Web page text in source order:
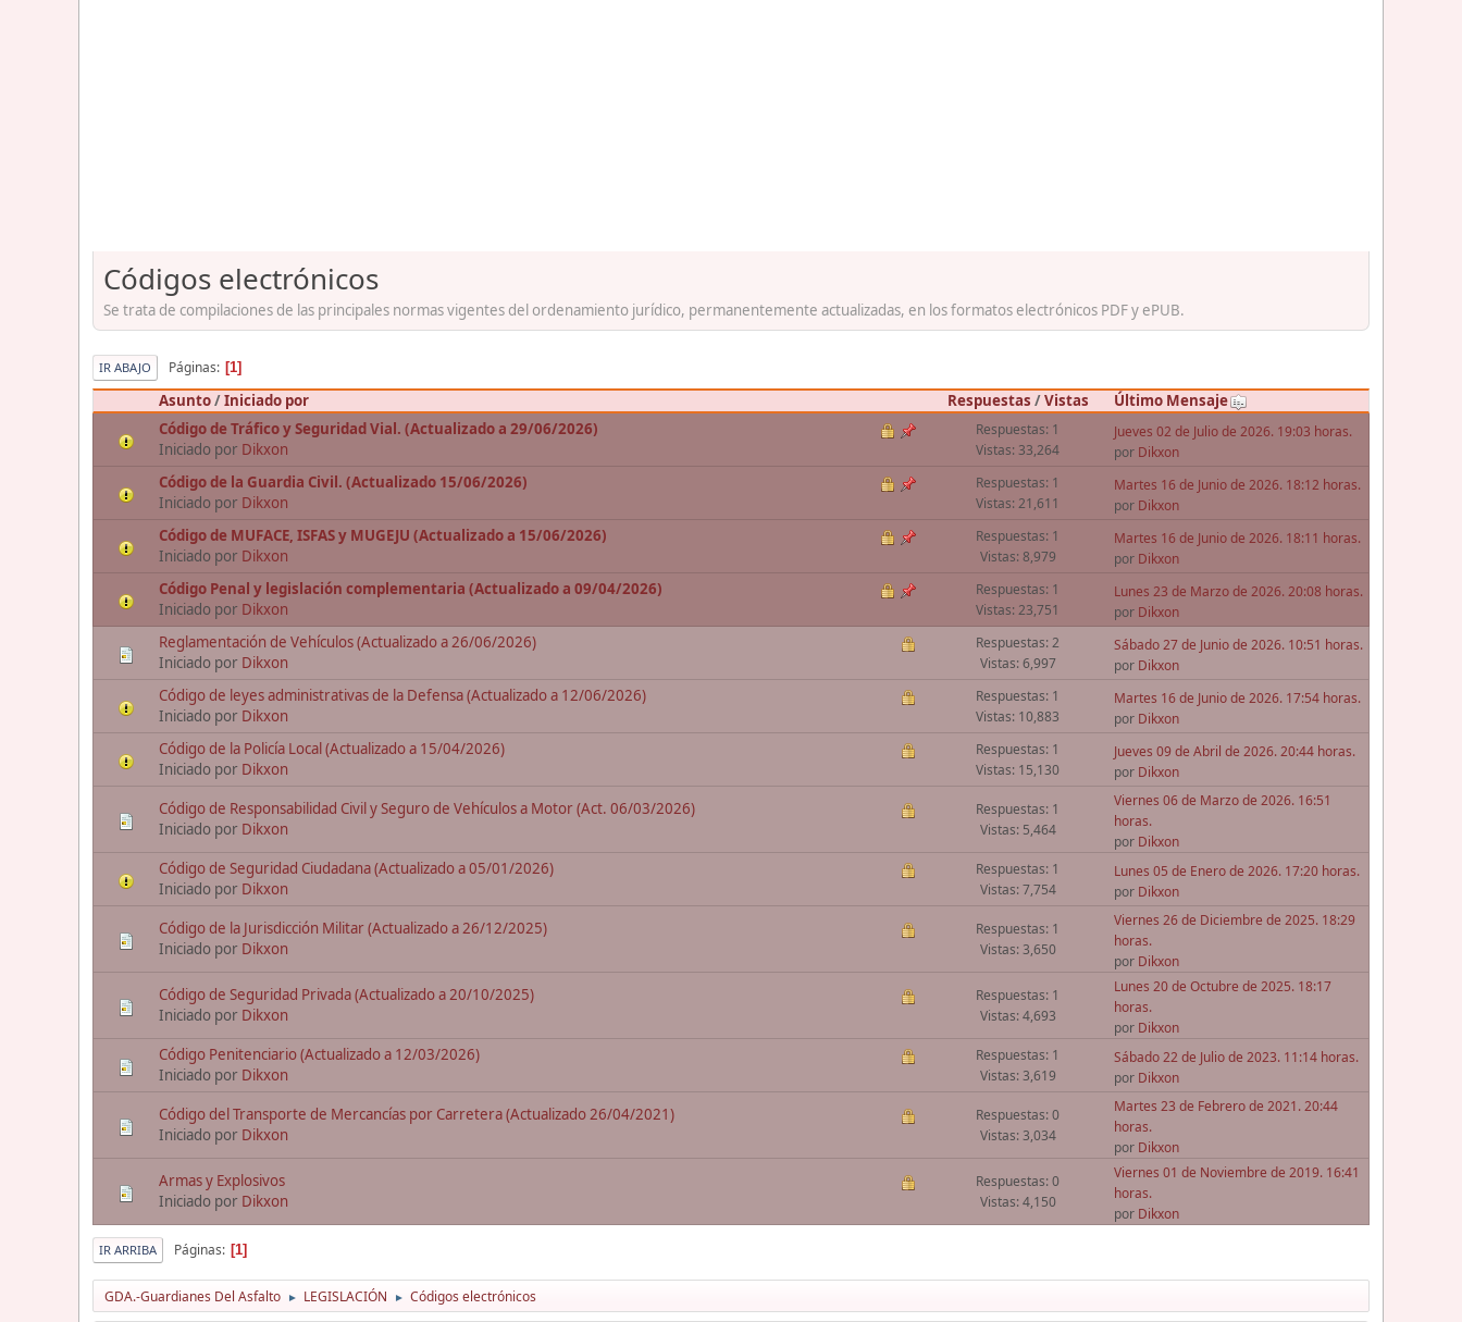
Códigos electrónicos
Se trata de compilaciones de las principales normas vigentes del ordenamiento jurídico, permanentemente actualizadas, en los formatos electrónicos PDF y ePUB.
IR ABAJO Páginas 1
Asunto/Iniciado por Respuestas /Vistas
Último Mensaje
Código de Tráfico y Seguridad Vial. (Actualizado a 29/06/2026)
Iniciado por Dikxon
Respuestas: 1
Vistas: 33,264
Jueves 02 de Julio de 2026. 19:03 horas.
por Dikxon
Código de la Guardia Civil. (Actualizado 15/06/2026)
Iniciado por Dikxon
Respuestas: 1
Vistas: 21,611
Martes 16 de Junio de 2026. 18:12 horas.
por Dikxon
Código de MUFACE, ISFAS y MUGEJU (Actualizado a 15/06/2026)
Iniciado por Dikxon
Respuestas: 1
Vistas: 8,979
Martes 16 de Junio de 2026. 18:11 horas.
por Dikxon
Código Penal y legislación complementaria (Actualizado a 09/04/2026)
Iniciado por Dikxon
Respuestas: 1
Vistas: 23,751
Lunes 23 de Marzo de 2026. 20:08 horas.
por Dikxon
Reglamentación de Vehículos (Actualizado a 26/06/2026)
Iniciado por Dikxon
Respuestas: 2
Vistas: 6,997
Sábado 27 de Junio de 2026. 10:51 horas.
por Dikxon
Código de leyes administrativas de la Defensa (Actualizado a 12/06/2026)
Iniciado por Dikxon
Respuestas: 1
Vistas: 10,883
Martes 16 de Junio de 2026. 17:54 horas.
por Dikxon
Código de la Policía Local (Actualizado a 15/04/2026)
Iniciado por Dikxon
Respuestas: 1
Vistas: 15,130
Jueves 09 de Abril de 2026. 20:44 horas.
por Dikxon
Código de Responsabilidad Civil y Seguro de Vehículos a Motor (Act. 06/03/2026)
Iniciado por Dikxon
Respuestas: 1
Vistas: 5,464
Viernes 06 de Marzo de 2026. 16:51
horas.
por Dikxon
Código de Seguridad Ciudadana (Actualizado a 05/01/2026)
Iniciado por Dikxon
Respuestas: 1
Vistas: 7,754
Lunes 05 de Enero de 2026. 17:20 horas.
por Dikxon
Código de la Jurisdicción Militar (Actualizado a 26/12/2025)
Iniciado por Dikxon
Respuestas: 1
Vistas: 3,650
Viernes 26 de Diciembre de 2025. 18:29
horas.
por Dikxon
Código de Seguridad Privada (Actualizado a 20/10/2025)
Iniciado por Dikxon
Respuestas: 1
Vistas: 4,693
Lunes 20 de Octubre de 2025. 18:17
horas.
por Dikxon
Código Penitenciario (Actualizado a 12/03/2026)
Iniciado por Dikxon
Respuestas: 1
Vistas: 3,619
Sábado 22 de Julio de 2023. 11:14 horas.
por Dikxon
Código del Transporte de Mercancías por Carretera (Actualizado 26/04/2021)
Iniciado por Dikxon
Respuestas: 0
Vistas: 3,034
Martes 23 de Febrero de 2021. 20:44
horas.
por Dikxon
Armas y Explosivos
Iniciado por Dikxon
Respuestas: 0
Vistas: 4,150
Viernes 01 de Noviembre de 2019. 16:41
horas.
por Dikxon
IR ARRIBA Páginas 1
GDA.-Guardianes Del Asfalto ► LEGISLACIÓN ► Códigos electrónicos